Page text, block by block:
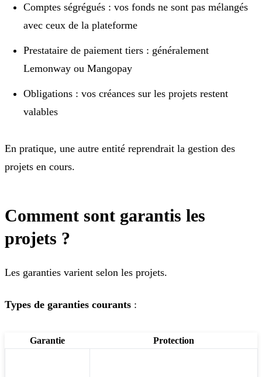
Comptes ségrégués : vos fonds ne sont pas mélangés
avec ceux de la plateforme
Prestataire de paiement tiers : généralement
Lemonway ou Mangopay
Obligations : vos créances sur les projets restent
valables
En pratique, une autre entité reprendrait la gestion des
projets en cours.
Comment sont garantis les
projets ?
Les garanties varient selon les projets.
Types de garanties courants :
Garantie Protection